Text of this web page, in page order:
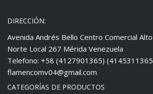
DIRECCIÓN:
Avenida Andrés Bello Centro Comercial
Norte Local 267 Mérida Venezuela
Telefono: +58 (4127901365)
flamencomv04@gmail.com
CATEGORÍAS DE PRODUCTOS